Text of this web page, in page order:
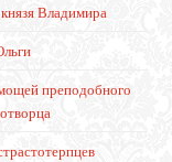
Владимира
преподобного